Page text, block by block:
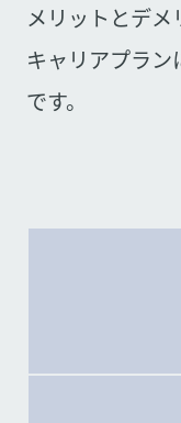
メリットとデ
キャリアプラ
です。